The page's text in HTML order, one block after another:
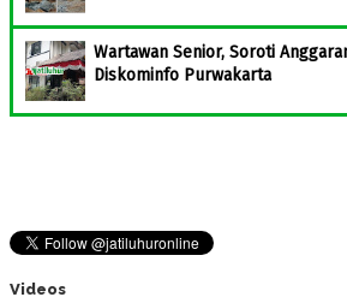
Wartawan Senior, Soroti
Diskominfo Purwakarta
Videos